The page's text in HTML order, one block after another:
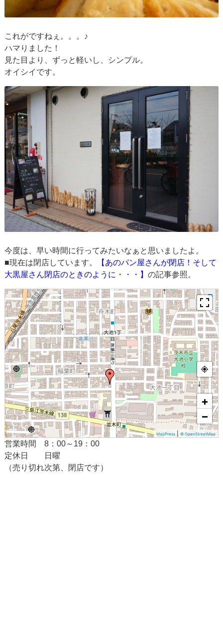
これがですねぇ。。。♪
ハマりました！
見た目より、ずっと軽いし、シンプル。
オイシイです。
今度は、早い時間に行ってみたいなぁと思いましたよ。
■現在は閉店しています。
【あのパン屋さんが閉店！そして
大黒屋さん閉店のときのように・・・】の記事参照。
+
−
MapPress| © OpenStreetMap
営業時間 8：00～19：00
定休日 日曜
（売り切れ次第、閉店です）